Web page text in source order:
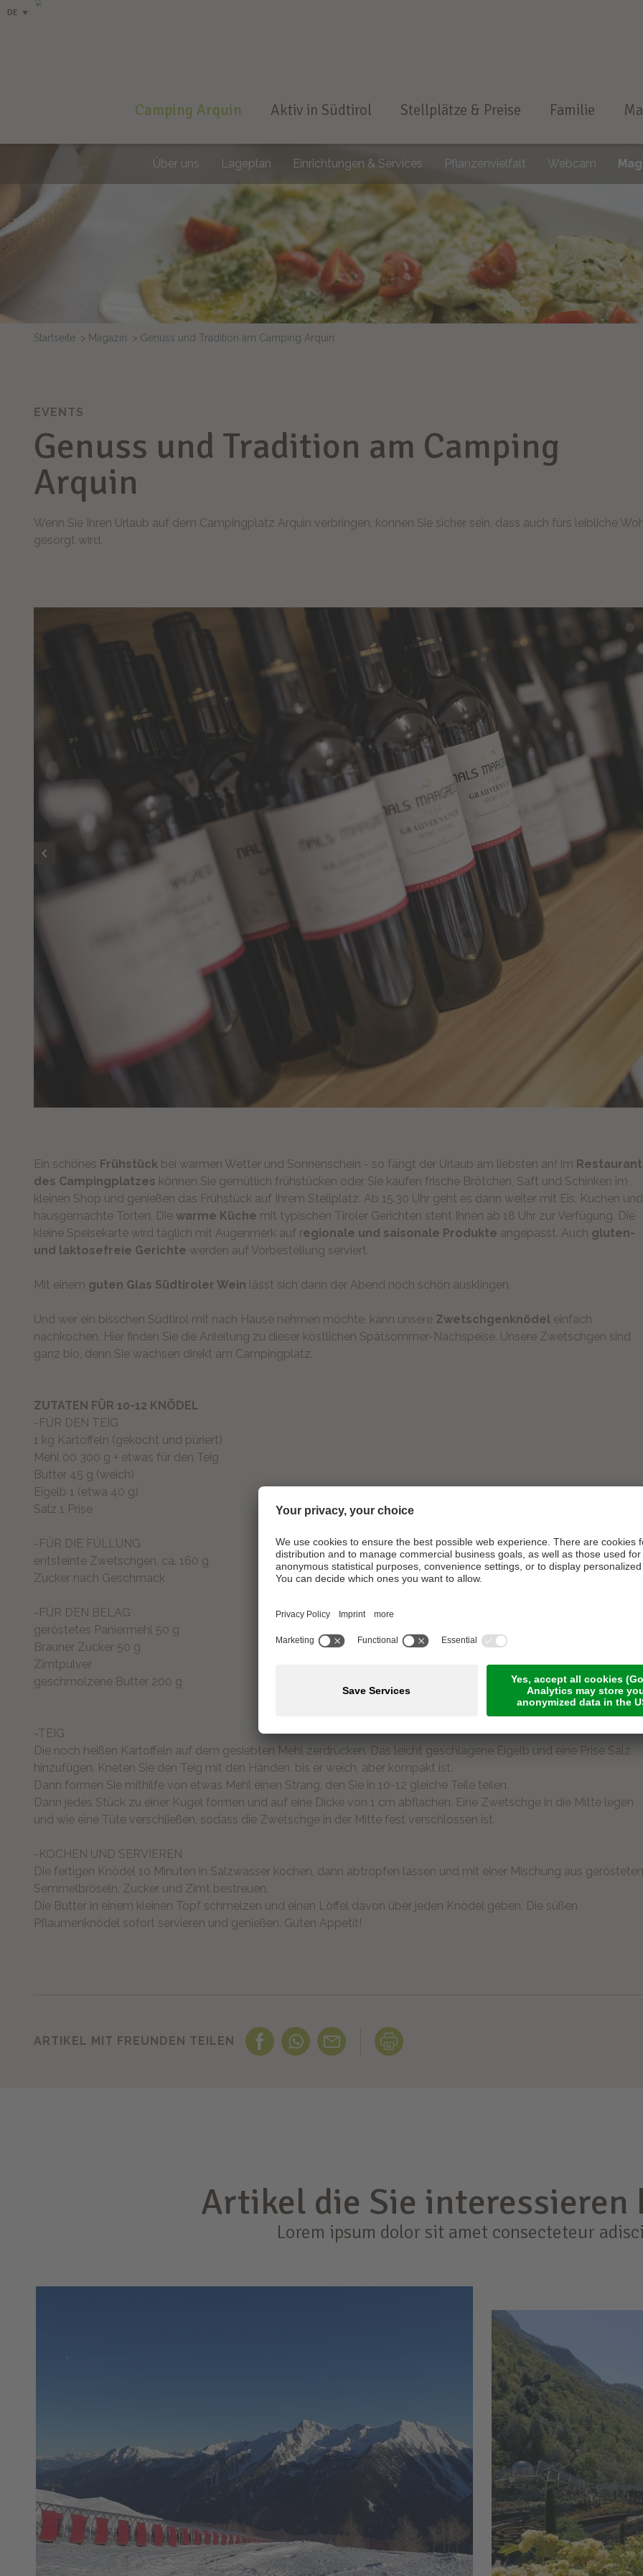
DE
Camping Arquin
Über uns Lageplan Einrichtungen & Services Pflanzenvielfalt Webcam
Aktiv in Südtirol Stellplätze & Preise Familie
Startseite Magazin Genuss und Tradition am Camping Arquin
EVENTS
Genuss und Tradition am Camping
Arquin
Wenn Sie Ihren Urlaub auf dem Campingplatz Arquin verbringen, können Sie sicher sein, dass auch fürs leibliche
gesorgt wird.
Ein schönes Frühstück bei warmen Wetter und Sonnenschein - so fängt der Urlaub am liebsten an! Im Restaurant
des Campingplatzes können Sie gemütlich frühstücken oder Sie kaufen frische Brötchen, Saft und Schinken im
kleinen Shop und genießen das Frühstück auf Ihrem Stellplatz. Ab 15.30 Uhr geht es dann weiter mit Eis, Kuchen und
hausgemachte Torten. Diewarme Küche mit typischen Tiroler Gerichten steht Ihnen ab 18 Uhr zur Verfügung. Die
kleine Speisekarte wird täglich mit Augenmerk auf regionale und saisonale Produkte angepasst. Auch gluten-
und laktosefreie Gerichte werden auf Vorbestellung serviert.
Mit einem guten Glas Südtiroler Wein lässt sich dann der Abend noch schön ausklingen.
Und wer ein bisschen Südtirol mit nach Hause nehmen möchte, kann unsere Zwetschgenknödel einfach
nachkochen. Hier finden Sie die Anleitung zu dieser köstlichen Spätsommer-Nachspeise. Unsere Zwetschgen sind
ganz bio, denn Sie wachsen direkt am Campingplatz.
ZUTATEN FÜR 10-12 KNÖDEL
-FÜR DEN TEIG
1 kg Kartoffeln (gekocht und püriert)
Mehl 00 300 g + etwas für den Teig
Butter 45 g (weich)
Eigelb 1 (etwa 40 g)
Salz 1 Prise
-FÜR DIE FÜLLUNG
entsteinte Zwetschgen, ca. 160 g
Zucker nach Geschmack
-FÜR DEN BELAG
geröstetes Paniermehl 50 g
Brauner Zucker 50 g
Zimtpulver
geschmolzene Butter 200 g
-TEIG
Die noch heißen Kartoffeln auf dem gesiebten Mehl zerdrücken. Das leicht geschlagene Eigelb und eine Prise Salz
hinzufügen. Kneten Sie den Teig mit den Händen, bis er weich, aber kompakt ist.
Dann formen Sie mithilfe von etwas Mehl einen Strang, den Sie in 10-12 gleiche Teile teilen.
Dann jedes Stück zu einer Kugel formen und auf eine Dicke von 1 cm abflachen. Eine Zwetschge in die Mitte legen
und wie eine Tüte verschließen, sodass die Zwetschge in der Mitte fest verschlossen ist.
-KOCHEN UND SERVIEREN
Die fertigen Knödel 10 Minuten in Salzwasser kochen, dann abtropfen lassen und mit einer Mischung aus
Semmelbröseln, Zucker und Zimt bestreuen.
Die Butter in einem kleinen Topf schmelzen und einen Löffel davon über jeden Knödel geben. Die süßen
Pflaumenknödel sofort servieren und genießen. Guten Appetit!
ARTIKEL MIT FREUNDEN TEILEN
Artikel die Sie interessieren
Lorem ipsum dolor sit amet consecteteur